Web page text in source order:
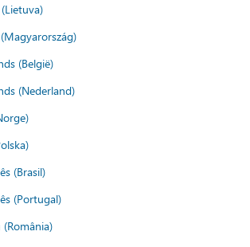
(België)
(Nederland)
(Brasil)
(Portugal)
(România)